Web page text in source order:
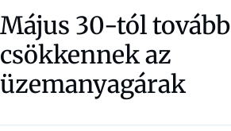
Május 30-tól tovább
csökkennek az
üzemanyagárak